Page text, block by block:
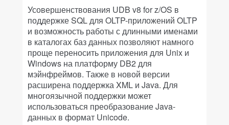
Усовершенствования UDB v8 for z/OS в
поддержке SQL для OLTP-приложений OLTP
и возможность работы с длинными именами
в каталогах баз данных позволяют намного
проще переносить приложения для Unix и
Windows на платформу DB2 для
мэйнфреймов. Также в новой версии
расширена поддержка XML и Java. Для
многоязычной поддержки может
использоваться преобразование Java-
данных в формат Unicode.